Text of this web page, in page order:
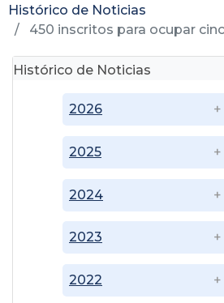
Histórico de Noticias
450 inscritos para ocupar
Histórico de Noticias
2022
2023
2024
2025
2026